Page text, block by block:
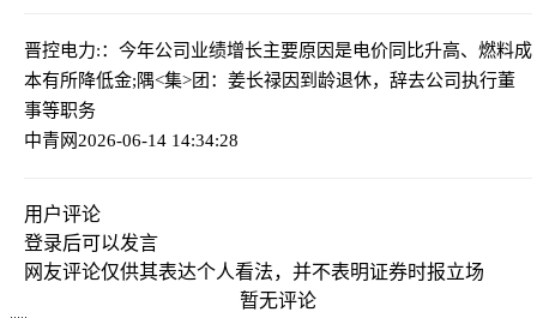
晋控电力:：今年公司业绩增长主要原因是电价同比升高、燃料成
本有所降低金;隅<集>团：姜长禄因到龄退休，辞去公司执行董
事等职务
中青网2026-06-14 14:34:28
用户评论
登录后可以发言
网友评论仅供其表达个人看法，并不表明证券时报立场
暂无评论